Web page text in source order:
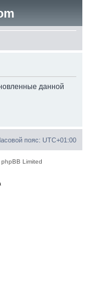
данной
пояс: UTC+01:00
Limited